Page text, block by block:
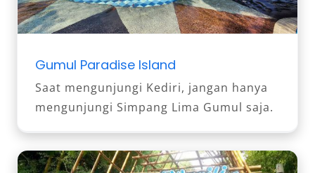
Gumul Paradise Island
Saat mengunjungi Kediri, jangan hanya
mengunjungi Simpang Lima Gumul saja.